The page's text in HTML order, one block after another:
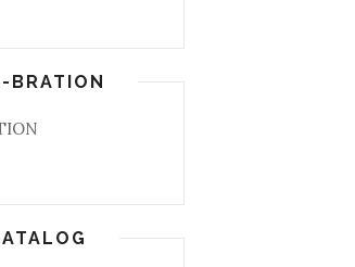
BRATION